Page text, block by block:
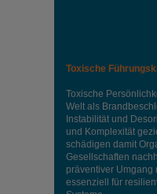
Toxische
Toxische
Welt als
Instabilität und
und Komplexität
schädigen damit
Gesellschaften
präventiver Umgang
essenziell für